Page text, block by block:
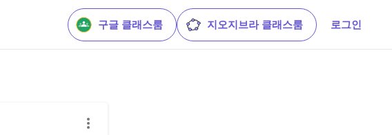
구글 클래스룸 지오지브라 클래스룸 로그인